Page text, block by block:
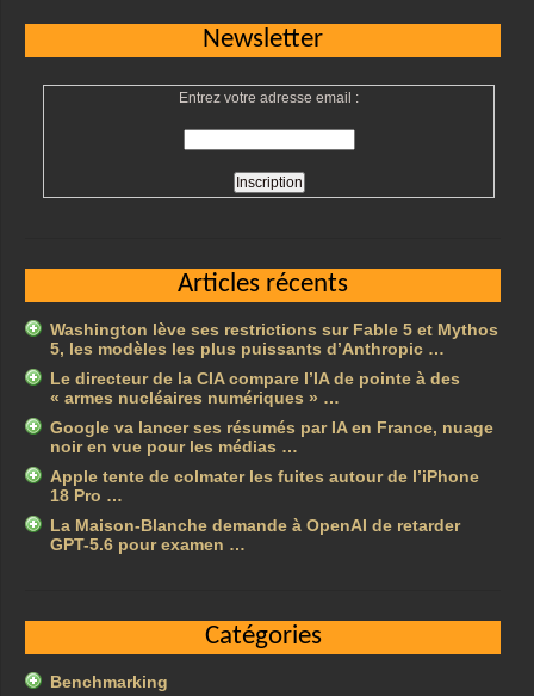
Newsletter
Entrez votre adresse email :
Articles récents
Washington lève ses restrictions sur Fable 5 et Mythos
5, les modèles les plus puissants d’Anthropic …
Le directeur de la CIA compare l’IA de pointe à des
« armes nucléaires numériques » …
Google va lancer ses résumés par IA en France, nuage
noir en vue pour les médias …
Apple tente de colmater les fuites autour de l’iPhone
18 Pro …
La Maison-Blanche demande à OpenAI de retarder
GPT-5.6 pour examen …
Catégories
Benchmarking